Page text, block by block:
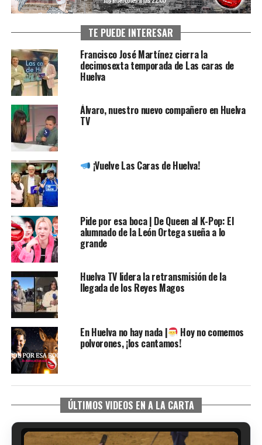
TE PUEDE INTERESAR
Francisco José Martínez cierra la
decimosexta temporada de Las caras de
Huelva
Álvaro, nuestro nuevo compañero en Huelva
TV
¡Vuelve Las Caras de Huelva!
Pide por esa boca | De Queen al K-Pop: El
alumnado de la León Ortega sueña a lo
grande
Huelva TV lidera la retransmisión de la
llegada de los Reyes Magos
En Huelva no hay nada | Hoy no comemos
polvorones, ¡los cantamos!
ÚLTIMOS VIDEOS EN A LA CARTA
2026
hace 3 días·Huelvatv